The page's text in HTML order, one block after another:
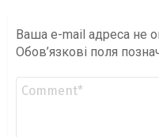
Ваша e-mail адреса не
Обов’язкові поля